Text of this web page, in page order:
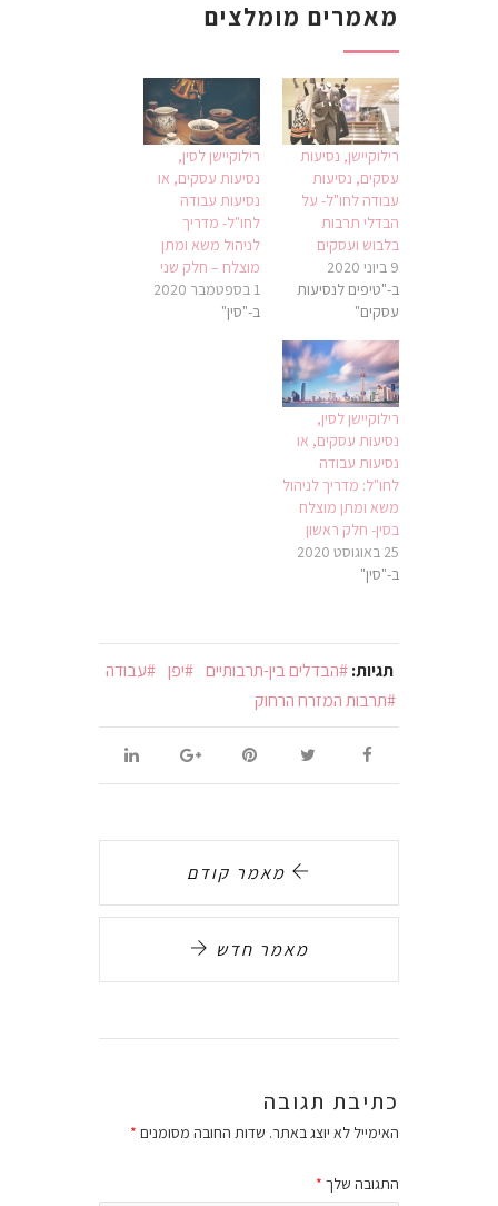
מאמרים מומלצים
רילוקיישן, נסיעות
עסקים, נסיעות
עבודה לחו"ל- על
הבדלי תרבות
בלבוש ועסקים
9 ביוני 2020
ב-"טיפים לנסיעות
עסקים"
רילוקיישן לסין,
נסיעות עסקים, או
נסיעות עבודה
לחו"ל- מדריך
לניהול משא ומתן
מוצלח – חלק שני
1 בספטמבר 2020
ב-"סין"
רילוקיישן לסין,
נסיעות עסקים, או
נסיעות עבודה
לחו"ל: מדריך לניהול
משא ומתן מוצלח
בסין- חלק ראשון
25 באוגוסט 2020
ב-"סין"
תגיות: הבדלים בין-תרבותיים יפן
עבודה
תרבות המזרח הרחוק
מאמר קודם
מאמר חדש
כתיבת תגובה
האימייל לא יוצג באתר. שדות החובה מסומנים *
התגובה שלך *